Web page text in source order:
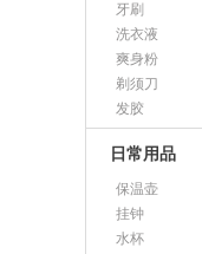
牙刷
洗衣液
爽身粉
剃须刀
发胶
日常用品
保温壶
挂钟
水杯